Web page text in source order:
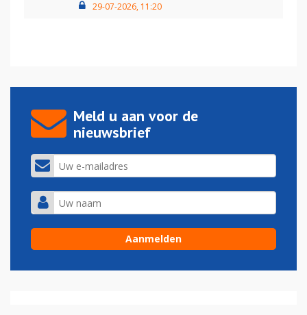
29-07-2026, 11:20
Meld u aan voor de
nieuwsbrief